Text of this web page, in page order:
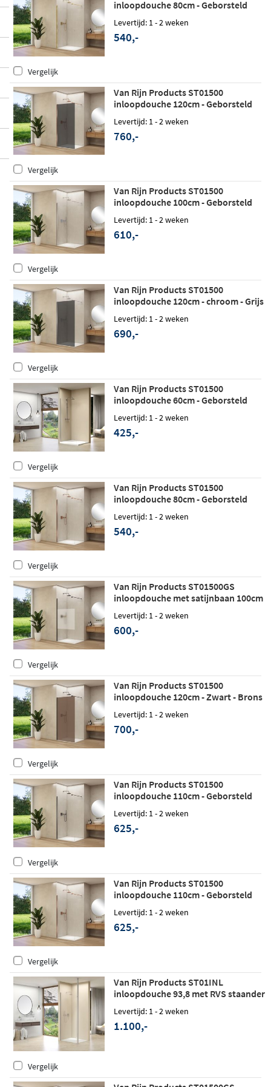
inloopdouche 80cm - Geborsteld
Levertijd: 1 - 2 weken
540,-
Vergelijk
Van Rijn Products ST01500
inloopdouche 120cm - Geborsteld
Levertijd: 1 - 2 weken
760,-
Vergelijk
Van Rijn Products ST01500
inloopdouche 100cm - Geborsteld
Levertijd: 1 - 2 weken
610,-
Vergelijk
Van Rijn Products ST01500
inloopdouche 120cm - chroom - Grijs
rookglas
Levertijd: 1 - 2 weken
690,-
Vergelijk
Van Rijn Products ST01500
inloopdouche 60cm - Geborsteld
messing - zonder stabilisatiestang
Levertijd: 1 - 2 weken
425,-
Vergelijk
Van Rijn Products ST01500
inloopdouche 80cm - Geborsteld
koper
Levertijd: 1 - 2 weken
540,-
Vergelijk
Van Rijn Products ST01500GS
inloopdouche met satijnbaan 100cm
- Mat zwart
Levertijd: 1 - 2 weken
600,-
Vergelijk
Van Rijn Products ST01500
inloopdouche 120cm - Zwart - Brons
rookglas
Levertijd: 1 - 2 weken
700,-
Vergelijk
Van Rijn Products ST01500
inloopdouche 110cm - Geborsteld
gunmetal
Levertijd: 1 - 2 weken
625,-
Vergelijk
Van Rijn Products ST01500
inloopdouche 110cm - Geborsteld
koper
Levertijd: 1 - 2 weken
625,-
Vergelijk
Van Rijn Products ST01INL
inloopdouche 93,8 met RVS staander
Levertijd: 1 - 2 weken
1.100,-
Vergelijk